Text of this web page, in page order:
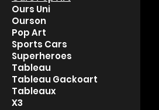
Ours Uni
Ourson
Pop Art
Sports Cars
Superheroes
Tableau
Tableau Gackoart
Tableaux
X3